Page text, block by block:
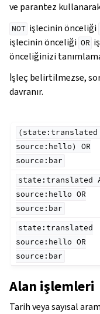
ve parantez
NOT işlecinin önceliği
işlecinin önceliği OR
önceliğinizi
İşleç belirtilmezse,
davranır.
(state:translated
source:hello)
OR
source:bar
state:translated
source:hello OR
source:bar
state:translated
source:hello OR
source:bar
Alan işlemleri
Tarih veya sayısal